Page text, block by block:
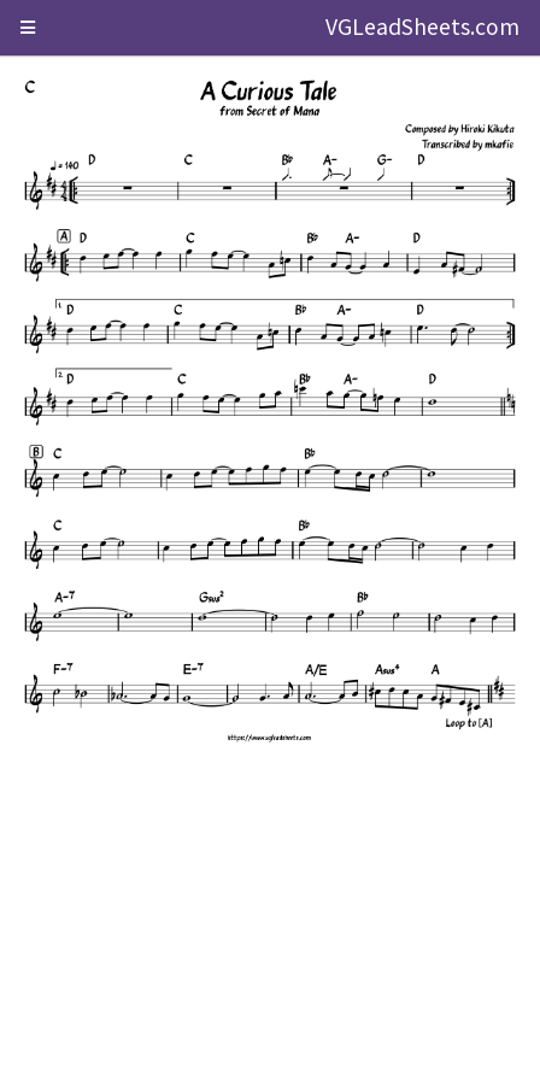
VGLeadSheets.com